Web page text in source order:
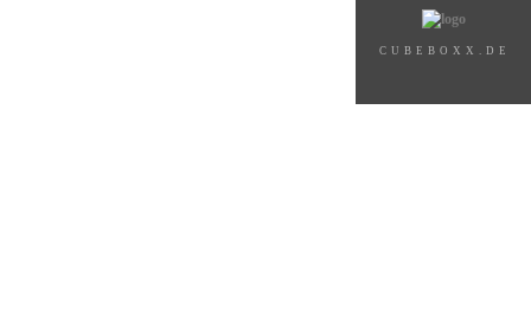
CUBEBOXX.DE